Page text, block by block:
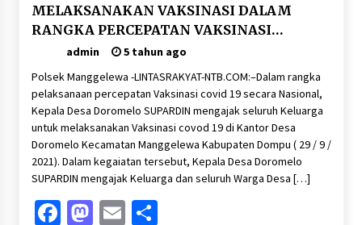
MELAKSANAKAN VAKSINASI DALAM
RANGKA PERCEPATAN VAKSINASI
NASIONAL
admin
5 tahun ago
Polsek Manggelewa -LINTASRAKYAT-NTB.COM:–Dalam rangka
pelaksanaan percepatan Vaksinasi covid 19 secara Nasional,
Kepala Desa Doromelo SUPARDIN mengajak seluruh Keluarga
untuk melaksanakan Vaksinasi covod 19 di Kantor Desa
Doromelo Kecamatan Manggelewa Kabupaten Dompu ( 29 / 9 /
2021). Dalam kegaiatan tersebut, Kepala Desa Doromelo
SUPARDIN mengajak Keluarga dan seluruh Warga Desa […]
Facebook
Mastodon
EmailShare